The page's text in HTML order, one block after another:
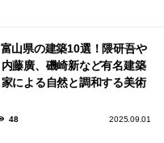
富山県の建築10選！隈研吾や
内藤廣、磯崎新など有名建築
家による自然と調和する美術
48 2025.09.01